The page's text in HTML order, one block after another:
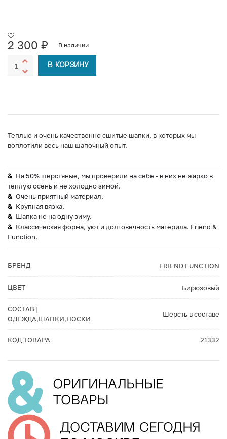
2 300 ₽ В наличии
В КОРЗИНУ
Теплые и очень качественно сшитые шапки, в которых мы
воплотили весь наш шапочный опыт.
На 50% шерстяные, мы проверили на себе - в них не жарко в
теплую осень и не холодно зимой.
Очень приятный материал.
Крупная вязка.
Шапка не на одну зиму.
Классическая форма, уют и долговечность материла. Friend &
Function.
БРЕНД FRIEND FUNCTION
ЦВЕТ Бирюзовый
СОСТАВ |
ОДЕЖДА,ШАПКИ,НОСКИ
Шерсть в составе
КОД ТОВАРА 21332